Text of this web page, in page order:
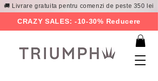
🚚 Livrare gratuita pentru comenzi de peste 350 lei
CRAZY SALES: -10-30% Reducere